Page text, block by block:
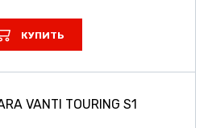
КУПИТЬ
VANTI TOURING S1